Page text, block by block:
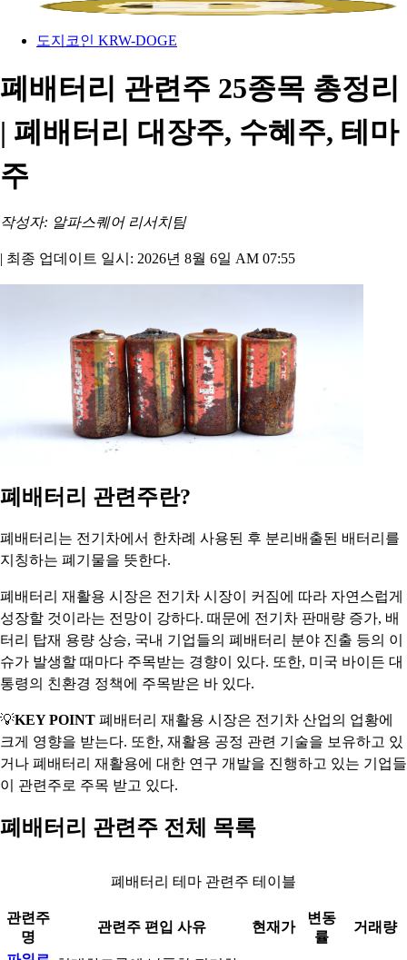
도지코인 KRW-DOGE
폐배터리 관련주 25종목 총정리
| 폐배터리 대장주, 수혜주, 테마
주
작성자: 알파스퀘어 리서치팀
| 최종 업데이트 일시: 2026년 8월 6일 AM 07:55
폐배터리 관련주란?
폐배터리는 전기차에서 한차례 사용된 후 분리배출된 배터리를
지칭하는 폐기물을 뜻한다.
폐배터리 재활용 시장은 전기차 시장이 커짐에 따라 자연스럽게
성장할 것이라는 전망이 강하다. 때문에 전기차 판매량 증가, 배
터리 탑재 용량 상승, 국내 기업들의 폐배터리 분야 진출 등의 이
슈가 발생할 때마다 주목받는 경향이 있다. 또한, 미국 바이든 대
통령의 친환경 정책에 주목받은 바 있다.
💡KEY POINT 폐배터리 재활용 시장은 전기차 산업의 업황에
크게 영향을 받는다. 또한, 재활용 공정 관련 기술을 보유하고 있
거나 폐배터리 재활용에 대한 연구 개발을 진행하고 있는 기업들
이 관련주로 주목 받고 있다.
폐배터리 관련주 전체 목록
폐배터리 테마 관련주 테이블
관련주
명
관련주 편입 사유 현재가
변동
률
거래량